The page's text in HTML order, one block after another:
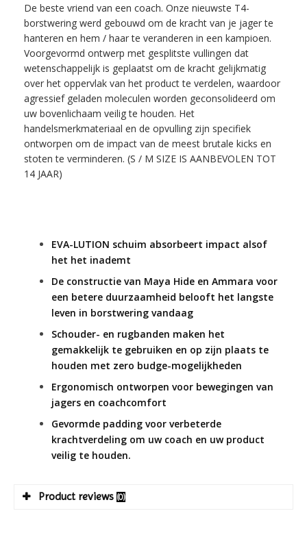
De beste vriend van een coach. Onze nieuwste T4-
borstwering werd gebouwd om de kracht van je jager te
hanteren en hem / haar te veranderen in een kampioen.
Voorgevormd ontwerp met gesplitste vullingen dat
wetenschappelijk is geplaatst om de kracht gelijkmatig
over het oppervlak van het product te verdelen, waardoor
agressief geladen moleculen worden geconsolideerd om
uw bovenlichaam veilig te houden. Het
handelsmerkmateriaal en de opvulling zijn specifiek
ontworpen om de impact van de meest brutale kicks en
stoten te verminderen. (S / M SIZE IS AANBEVOLEN TOT
14 JAAR)
EVA-LUTION schuim absorbeert impact alsof
het het inademt
De constructie van Maya Hide en Ammara voor
een betere duurzaamheid belooft het langste
leven in borstwering vandaag
Schouder- en rugbanden maken het
gemakkelijk te gebruiken en op zijn plaats te
houden met zero budge-mogelijkheden
Ergonomisch ontworpen voor bewegingen van
jagers en coachcomfort
Gevormde padding voor verbeterde
krachtverdeling om uw coach en uw product
veilig te houden.
Product reviews (0)